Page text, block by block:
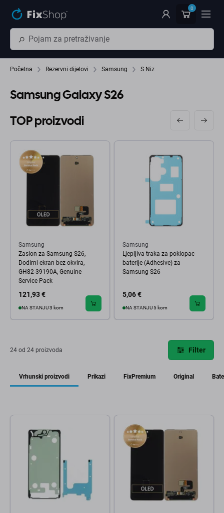
0
Početna Rezervni dijelovi Samsung S Niz
Samsung Galaxy S26
TOP proizvodi
Samsung
Zaslon za Samsung S26,
Dodirni ekran bez okvira,
GH82-39190A, Genuine
Service Pack
121,93 €
NA STANJU 3 kom
Samsung
Ljepljiva traka za poklopac
baterije (Adhesive) za
Samsung S26
5,06 €
NA STANJU 5 kom
24 od 24 proizvoda Filter
Vrhunski proizvodi Prikazi FixPremium Original